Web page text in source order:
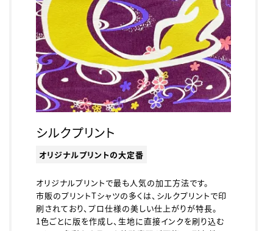
シルクプリント
オリジナルプリントの大定番
オリジナルプリントで最も人気の加工方法です。
市販のプリントTシャツの多くは、シルクプリントで印
刷されており、プロ仕様の美しい仕上がりが特長。
1色ごとに版を作成し、生地に直接インクを刷り込む